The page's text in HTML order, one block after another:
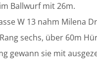
Ballwurf mit 26m.
W 13 nahm Milena
sechs, über 60m
gewann sie mit